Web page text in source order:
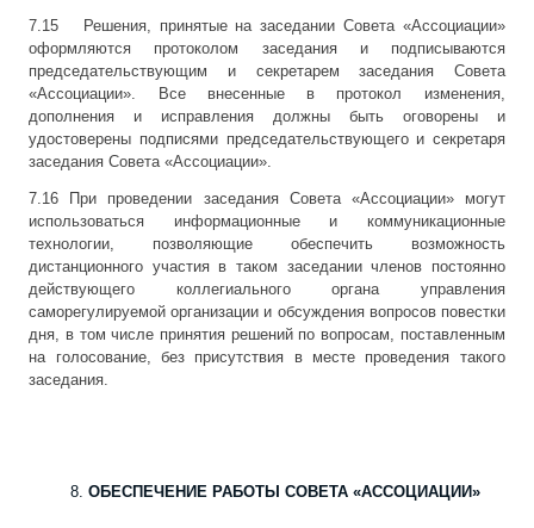
7.15 Решения, принятые на заседании Совета «Ассоциации»
оформляются протоколом заседания и подписываются
председательствующим и секретарем заседания Совета
«Ассоциации». Все внесенные в протокол изменения,
дополнения и исправления должны быть оговорены и
удостоверены подписями председательствующего и секретаря
заседания Совета «Ассоциации».
7.16 При проведении заседания Совета «Ассоциации» могут
использоваться информационные и коммуникационные
технологии, позволяющие обеспечить возможность
дистанционного участия в таком заседании членов постоянно
действующего коллегиального органа управления
саморегулируемой организации и обсуждения вопросов повестки
дня, в том числе принятия решений по вопросам, поставленным
на голосование, без присутствия в месте проведения такого
заседания.
ОБЕСПЕЧЕНИЕ РАБОТЫ СОВЕТА «АССОЦИАЦИИ»